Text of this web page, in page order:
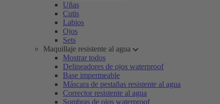
Uñas
Cutis
Labios
Ojos
Sets
Maquillaje resistente al agua
Mostrar todos
Delineadores de ojos waterproof
Base impermeable
Máscara de pestañas resistente al agua
Corrector resistente al agua
Sombras de ojos waterproof